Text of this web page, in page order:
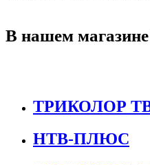
В нашем
ТРИКОЛОР
НТВ-ПЛЮС